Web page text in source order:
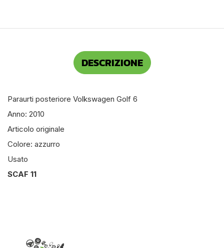
DESCRIZIONE
Paraurti posteriore Volkswagen Golf 6
Anno: 2010
Articolo originale
Colore: azzurro
Usato
SCAF 11